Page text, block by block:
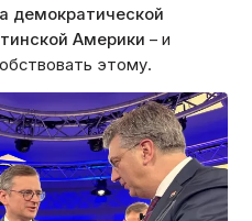
демократической
Америки – и
этому.